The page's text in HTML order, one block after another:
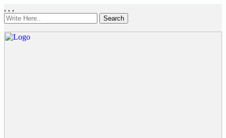
, , ,
Search